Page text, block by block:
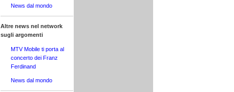
News dal mondo
Altre news nel network
sugli argomenti
MTV Mobile ti porta al
concerto dei Franz
Ferdinand
News dal mondo